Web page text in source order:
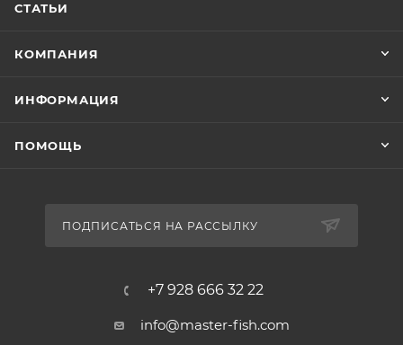
СТАТЬИ
КОМПАНИЯ
ИНФОРМАЦИЯ
ПОМОЩЬ
ПОДПИСАТЬСЯ НА РАССЫЛКУ
+7 928 666 32 22
info@master-fish.com